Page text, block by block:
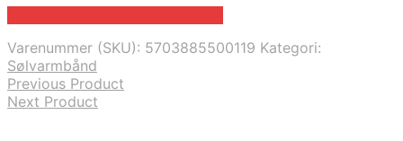
Varenummer (SKU): 5703885500119 Kategori:
Sølvarmbånd
Previous Product
Next Product